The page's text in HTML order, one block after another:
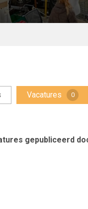
Vacatures 0
gepubliceerd